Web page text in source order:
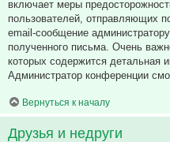
включает меры
пользователей, отправляющих
email-сообщение
полученного письма. Очень
которых содержится детальная
Администратор конференции
Вернуться к началу
Друзья и недруги